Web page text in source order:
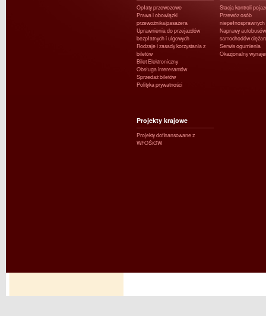
Opłaty przewozowe
Prawa i obowiązki
przewoźnika/pasażera
Uprawnienia do przejazdów
bezpłatnych i ulgowych
Rodzaje i zasady korzystania z
biletów
Bilet Elektroniczny
Obsługa interesantów
Sprzedaż biletów
Polityka prywatności
Stacja kontroli
Przewóz osób
niepełnosprawnych
Naprawy
samochodów
Serwis ogumienia
Okazjonalny
Projekty krajowe
Projekty dofinansowane z
WFOŚiGW